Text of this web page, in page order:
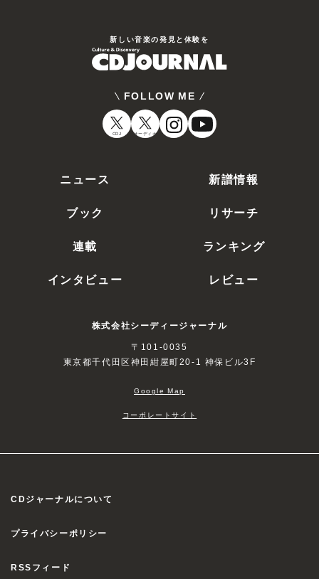
新しい⾳楽の発⾒と体験を
FOLLOW ME
CDJ オーディオ
ニュース
新譜情報
ブック
リサーチ
連載
ランキング
インタビュー
レビュー
株式会社シーディージャーナル
〒101-0035
東京都千代田区神田紺屋町20-1 神保ビル3F
Google Map
コーポレートサイト
CDジャーナルについて
プライバシーポリシー
RSSフィード